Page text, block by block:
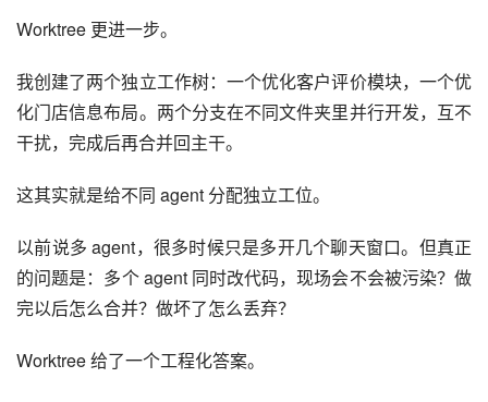
Worktree 更进一步。
我创建了两个独立工作树：一个优化客户评价模块，一个优
化门店信息布局。两个分支在不同文件夹里并行开发，互不
干扰，完成后再合并回主干。
这其实就是给不同 agent 分配独立工位。
以前说多 agent，很多时候只是多开几个聊天窗口。但真正
的问题是：多个 agent 同时改代码，现场会不会被污染？做
完以后怎么合并？做坏了怎么丢弃？
Worktree 给了一个工程化答案。